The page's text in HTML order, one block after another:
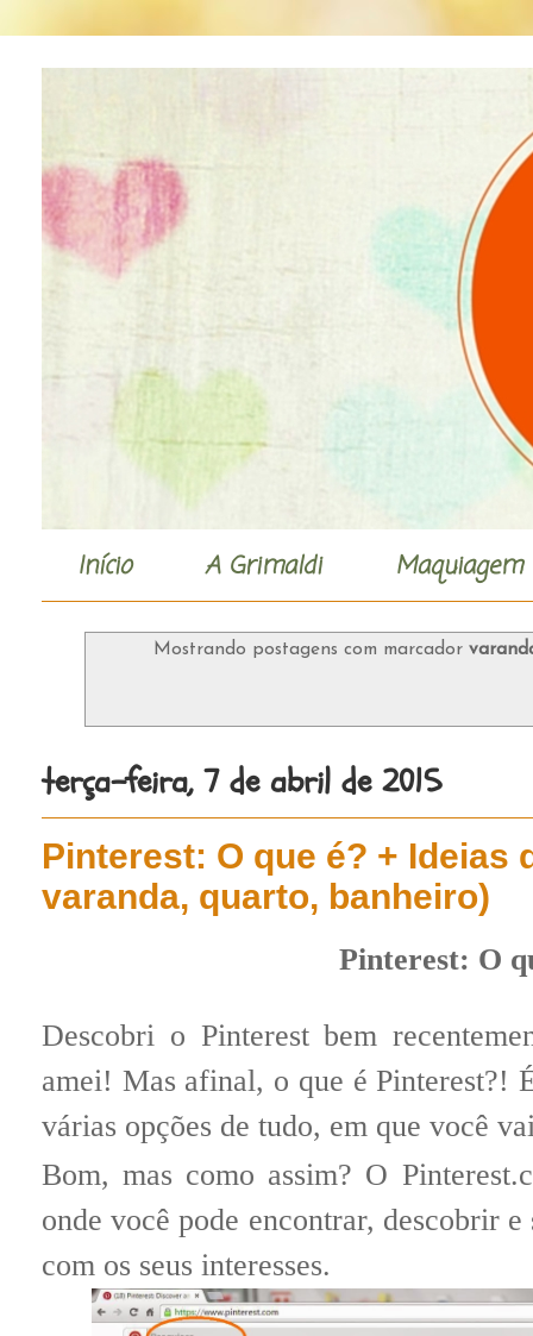
Início A Grimaldi Maquiagem
Mostrando postagens com marcador
terça-feira, 7 de abril de 2015
Pinterest: O que é? + Ideias
varanda, quarto, banheiro)
Pinterest: O
Descobri o Pinterest bem
amei! Mas afinal, o que é Pinterest?!
várias opções de tudo, em que você
Bom, mas como assim? O
onde você pode encontrar, descobrir
com os seus interesses.